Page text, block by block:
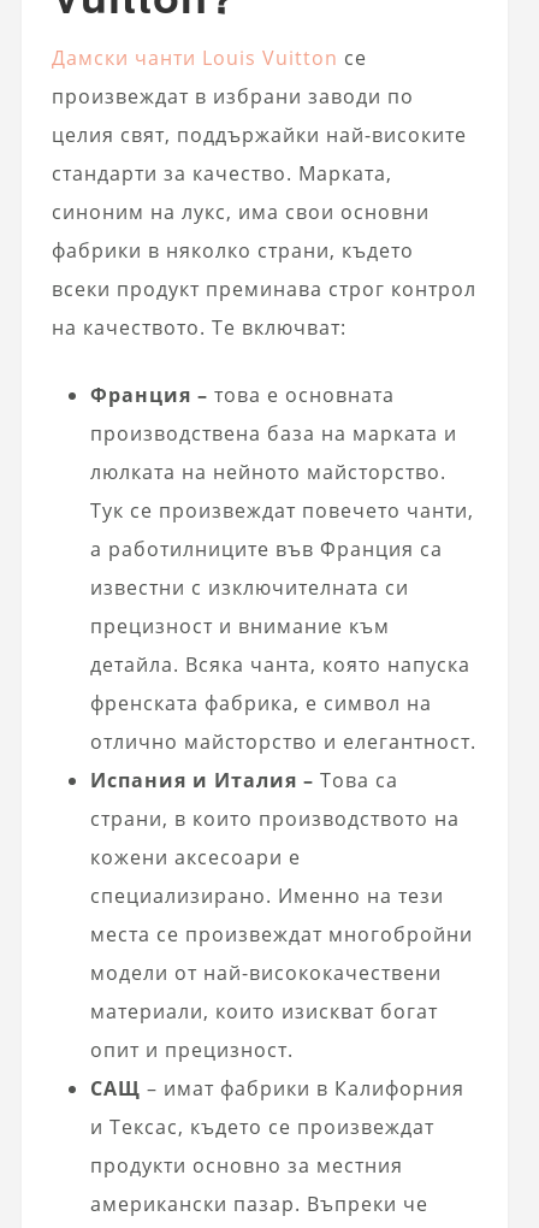
Дамски чанти Louis Vuitton се
произвеждат в избрани заводи по
целия свят, поддържайки най-високите
стандарти за качество. Марката,
синоним на лукс, има свои основни
фабрики в няколко страни, където
всеки продукт преминава строг контрол
на качеството. Те включват:
Франция – това е основната
производствена база на марката и
люлката на нейното майсторство.
Тук се произвеждат повечето чанти,
а работилниците във Франция са
известни с изключителната си
прецизност и внимание към
детайла. Всяка чанта, която напуска
френската фабрика, е символ на
отлично майсторство и елегантност.
Испания и Италия – Това са
страни, в които производството на
кожени аксесоари е
специализирано. Именно на тези
места се произвеждат многобройни
модели от най-висококачествени
материали, които изискват богат
опит и прецизност.
САЩ – имат фабрики в Калифорния
и Тексас, където се произвеждат
продукти основно за местния
американски пазар. Въпреки че